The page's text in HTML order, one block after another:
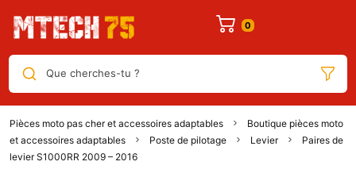
Que cherches-tu ?
Pièces moto pas cher et accessoires adaptables
Boutique pièces moto
et accessoires adaptables
Poste de pilotage Levier
Paires de
levier S1000RR 2009 – 2016